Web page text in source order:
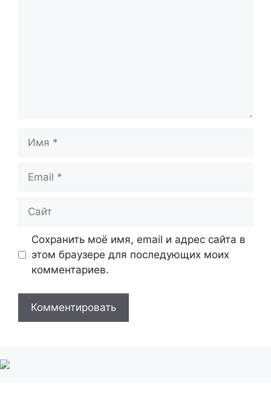
Имя
Email
Сайт
Сохранить моё имя, email и адрес сайта в
этом браузере для последующих моих
комментариев.